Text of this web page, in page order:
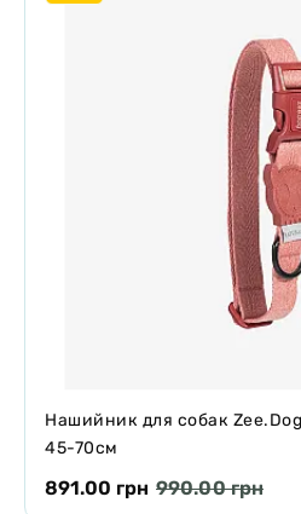
Нашийник для собак
45-70см
891.00 грн 990.00 грн